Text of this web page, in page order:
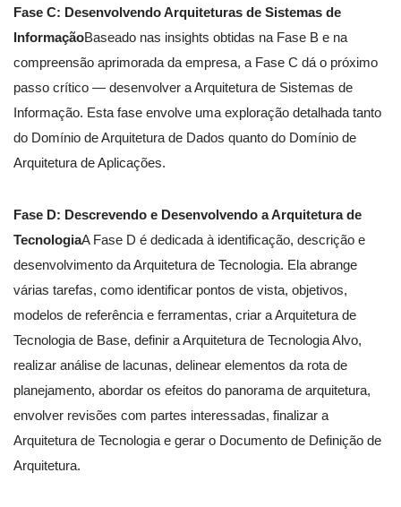
Fase C: Desenvolvendo Arquiteturas de Sistemas de
InformaçãoBaseado nas insights obtidas na Fase B e na
compreensão aprimorada da empresa, a Fase C dá o próximo
passo crítico — desenvolver a Arquitetura de Sistemas de
Informação. Esta fase envolve uma exploração detalhada tanto
do Domínio de Arquitetura de Dados quanto do Domínio de
Arquitetura de Aplicações.
Fase D: Descrevendo e Desenvolvendo a Arquitetura de
TecnologiaA Fase D é dedicada à identificação, descrição e
desenvolvimento da Arquitetura de Tecnologia. Ela abrange
várias tarefas, como identificar pontos de vista, objetivos,
modelos de referência e ferramentas, criar a Arquitetura de
Tecnologia de Base, definir a Arquitetura de Tecnologia Alvo,
realizar análise de lacunas, delinear elementos da rota de
planejamento, abordar os efeitos do panorama de arquitetura,
envolver revisões com partes interessadas, finalizar a
Arquitetura de Tecnologia e gerar o Documento de Definição de
Arquitetura.